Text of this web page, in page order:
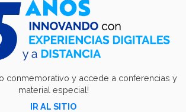
conmemorativo y accede a conferencias y
material especial!
IR AL SITIO